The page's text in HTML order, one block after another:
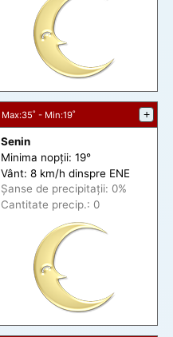
Max:35˚ - Min:19˚ +
Senin
Minima nopții: 19°
Vânt: 8 km/h dinspre ENE
Șanse de precipitații: 0%
Cantitate precip.: 0